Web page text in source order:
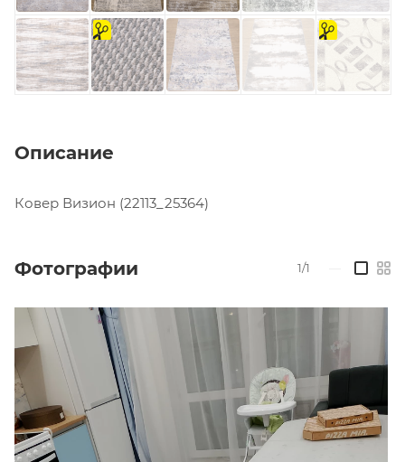
на
отрез
на
отрез
Описание
Ковер Визион (22113_25364)
Фотографии 1/1